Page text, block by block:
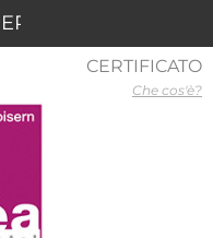
CERTIFICATO
Che cos'è?